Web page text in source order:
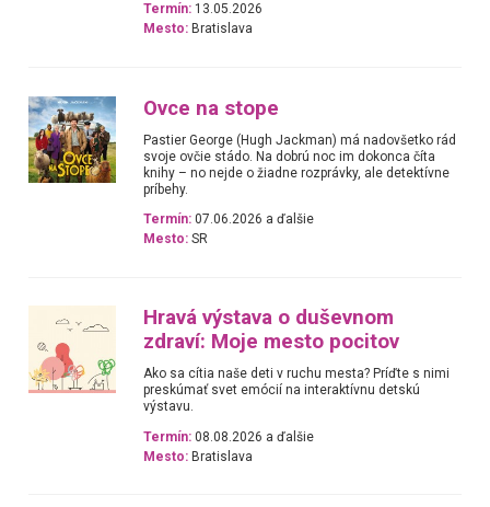
Termín: 13.05.2026
Mesto: Bratislava
Ovce na stope
Pastier George (Hugh Jackman) má nadovšetko rád
svoje ovčie stádo. Na dobrú noc im dokonca číta
knihy – no nejde o žiadne rozprávky, ale detektívne
príbehy.
Termín: 07.06.2026 a ďalšie
Mesto: SR
Hravá výstava o duševnom
zdraví: Moje mesto pocitov
Ako sa cítia naše deti v ruchu mesta? Príďte s nimi
preskúmať svet emócií na interaktívnu detskú
výstavu.
Termín: 08.08.2026 a ďalšie
Mesto: Bratislava